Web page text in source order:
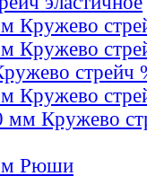
Кружево
Кружево
стрейч
Кружево
мм Кружево
Рюши